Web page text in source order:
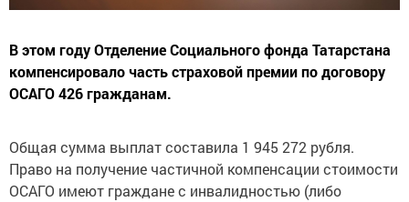
В этом году Отделение Социального фонда Татарстана
компенсировало часть страховой премии по договору
ОСАГО 426 гражданам.
Общая сумма выплат составила 1 945 272 рубля.
Право на получение частичной компенсации стоимости
ОСАГО имеют граждане с инвалидностью (либо